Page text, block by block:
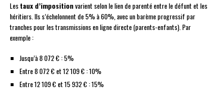
Lestaux d’impositionvarient selon le lien de parenté entre le défunt et les
héritiers. Ils s’échelonnent de 5% à 60%, avec un barème progressif par
tranches pour les transmissions en ligne directe (parents-enfants). Par
exemple :
Jusqu’à 8 072 € : 5%
Entre 8 072 € et 12 109 € : 10%
Entre 12 109 € et 15 932 € : 15%